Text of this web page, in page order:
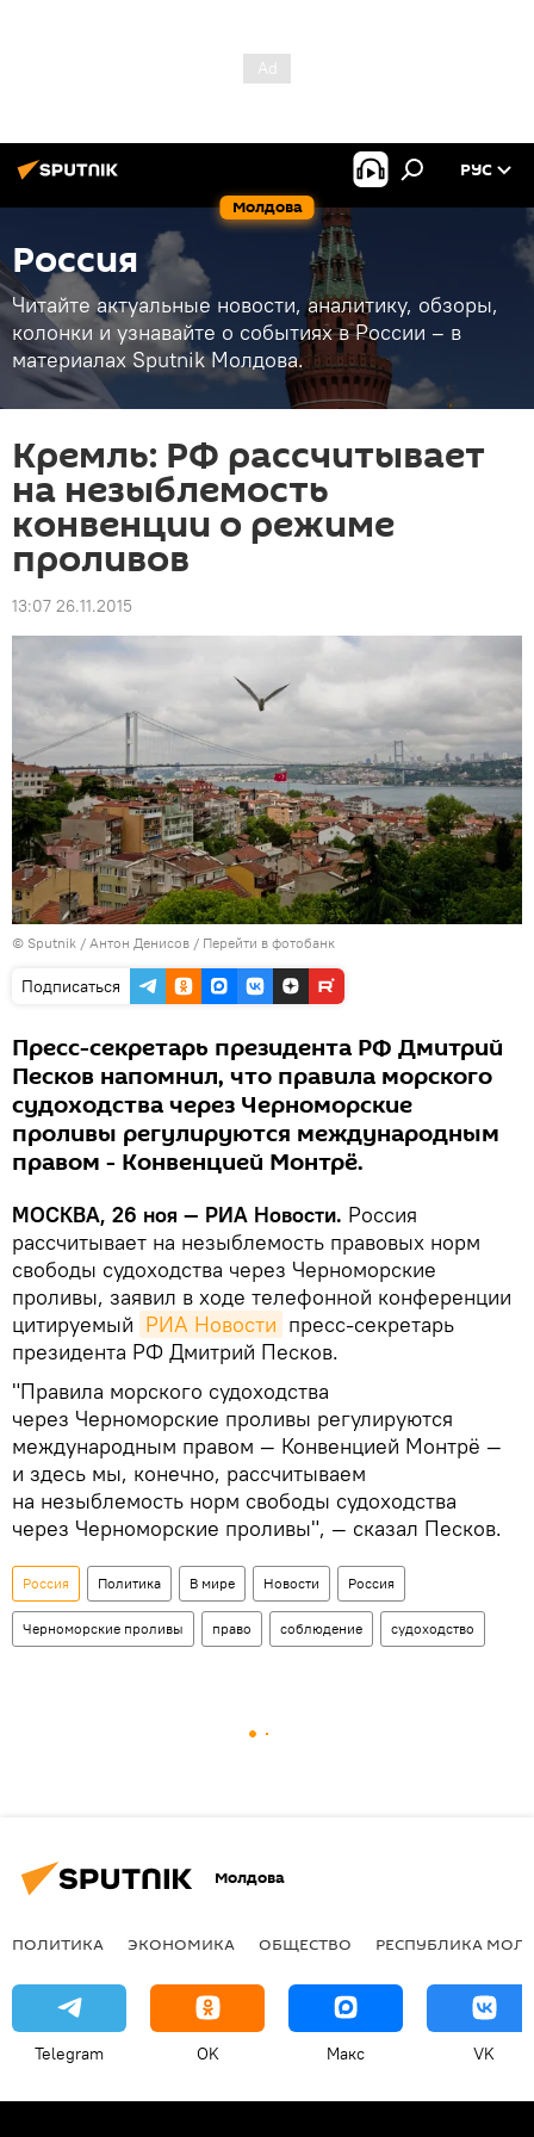
Молдова
РУС
Россия
Читайте актуальные новости, аналитику, обзоры,
колонки и узнавайте о событиях в России – в
материалах Sputnik Молдова.
Кремль: РФ рассчитывает
на незыблемость
конвенции о режиме
проливов
13:07 26.11.2015
© Sputnik / Антон Денисов / Перейти в фотобанк
Подписаться
Пресс-секретарь президента РФ Дмитрий
Песков напомнил, что правила морского
судоходства через Черноморские
проливы регулируются международным
правом - Конвенцией Монтрё.
МОСКВА, 26 ноя — РИА Новости. Россия
рассчитывает на незыблемость правовых норм
свободы судоходства через Черноморские
проливы, заявил в ходе телефонной конференции
цитируемый РИА Новости пресс-секретарь
президента РФ Дмитрий Песков.
"Правила морского судоходства
через Черноморские проливы регулируются
международным правом — Конвенцией Монтрё —
и здесь мы, конечно, рассчитываем
на незыблемость норм свободы судоходства
через Черноморские проливы", — сказал Песков.
Россия Политика В мире Новости Россия
Черноморские проливы право соблюдение судоходство
Молдова
ПОЛИТИКА ЭКОНОМИКА ОБЩЕСТВО РЕСПУБЛИКА
Telegram OK Макс VK